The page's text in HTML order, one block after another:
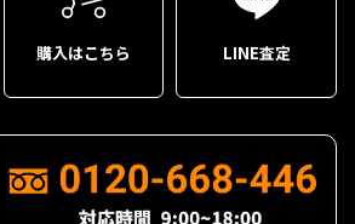
購入はこちら LINE査定